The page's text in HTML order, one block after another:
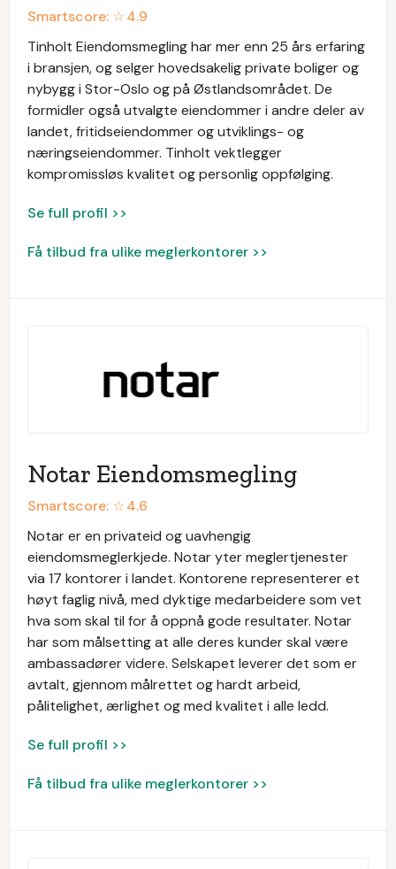
Smartscore: ☆4.9
Tinholt Eiendomsmegling har mer enn 25 års erfaring
i bransjen, og selger hovedsakelig private boliger og
nybygg i Stor-Oslo og på Østlandsområdet. De
formidler også utvalgte eiendommer i andre deler av
landet, fritidseiendommer og utviklings- og
næringseiendommer. Tinholt vektlegger
kompromissløs kvalitet og personlig oppfølging.
Se full profil >>
Få tilbud fra ulike meglerkontorer >>
Notar Eiendomsmegling
Smartscore: ☆4.6
Notar er en privateid og uavhengig
eiendomsmeglerkjede. Notar yter meglertjenester
via 17 kontorer i landet. Kontorene representerer et
høyt faglig nivå, med dyktige medarbeidere som vet
hva som skal til for å oppnå gode resultater. Notar
har som målsetting at alle deres kunder skal være
ambassadører videre. Selskapet leverer det som er
avtalt, gjennom målrettet og hardt arbeid,
pålitelighet, ærlighet og med kvalitet i alle ledd.
Se full profil >>
Få tilbud fra ulike meglerkontorer >>